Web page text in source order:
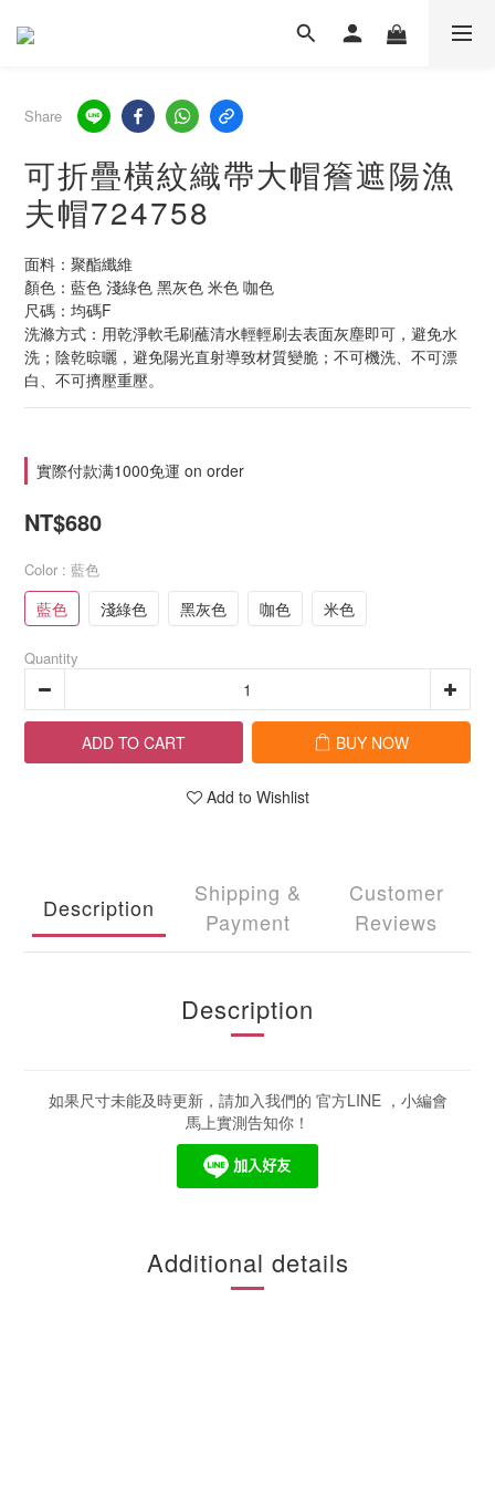
Share
可折疊橫紋織帶大帽簷遮陽漁
夫帽724758
面料：聚酯纖維
顏色：藍色 淺綠色 黑灰色 米色 咖色
尺碼：均碼F
洗滌方式：用乾淨軟毛刷蘸清水輕輕刷去表面灰塵即可，避免水
洗；陰乾晾曬，避免陽光直射導致材質變脆；不可機洗、不可漂
白、不可擠壓重壓。
實際付款满1000免運 on order
NT$680
Color : 藍色
藍色 淺綠色 黑灰色 咖色 米色
Quantity
ADD TO CART BUY NOW
Add to Wishlist
Description
Shipping &
Payment
Customer
Reviews
Description
如果尺寸未能及時更新，請加入我們的 官方LINE ，小編會
馬上實測告知你！
Additional details